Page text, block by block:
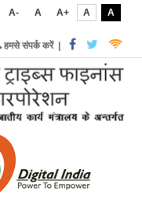
A- A A+ A
A
हमसे संपर्क करें|